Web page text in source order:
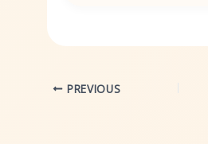
PREVIOUS